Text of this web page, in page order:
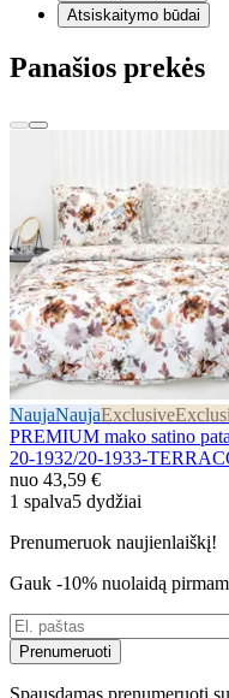
Atsiskaitymo būdai
Panašios prekės
NaujaNaujaExclusive
PREMIUM mako satino
20-1932/20-1933-
nuo 43,59 €
1 spalva5 dydžiai
Prenumeruok naujienlaiškį!
Gauk -10% nuolaidą
Prenumeruoti
Spausdamas prenumeruoti